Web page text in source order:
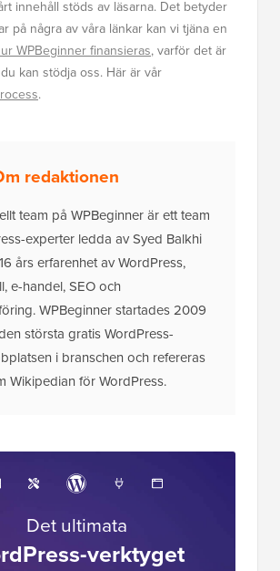
innehåll stöds av läsarna. Det betyder
på några av våra länkar kan vi tjäna en
WPBeginner finansieras, varför det är
kan stödja oss. Här är vår
.
redaktionen
team på WPBeginner är ett team
experter ledda av Syed Balkhi
års erfarenhet av WordPress,
e-handel, SEO och
WPBeginner startades 2009
största gratis WordPress-
i branschen och refereras
Wikipedian för WordPress.
Det ultimata
verktyget